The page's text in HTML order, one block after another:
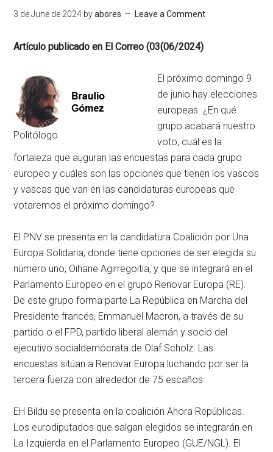
3 de June de 2024 byabores Leave a Comment
Artículo publicado en El Correo (03(06/2024)
Politólogo
El próximo domingo 9
de junio hay elecciones
europeas. ¿En qué
grupo acabará nuestro
voto, cuál es la
fortaleza que auguran las encuestas para cada grupo
europeo y cuáles son las opciones que tienen los vascos
y vascas que van en las candidaturas europeas que
votaremos el próximo domingo?
El PNV se presenta en la candidatura Coalición por Una
Europa Solidaria, donde tiene opciones de ser elegida su
número uno, Oihane Agirregoitia, y que se integrará en el
Parlamento Europeo en el grupo Renovar Europa (RE).
De este grupo forma parte La República en Marcha del
Presidente francés, Emmanuel Macron, a través de su
partido o el FPD, partido liberal alemán y socio del
ejecutivo socialdemócrata de Olaf Scholz. Las
encuestas sitúan a Renovar Europa luchando por ser la
tercera fuerza con alrededor de 75 escaños.
EH Bildu se presenta en la coalición Ahora Repúblicas.
Los eurodiputados que salgan elegidos se integrarán en
La Izquierda en el Parlamento Europeo (GUE/NGL). El